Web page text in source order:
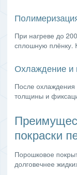
При нагреве до
сплошную плёнку.
Охлаждение и
После охлаждения
толщины и
покраски
Порошковое
долговечнее